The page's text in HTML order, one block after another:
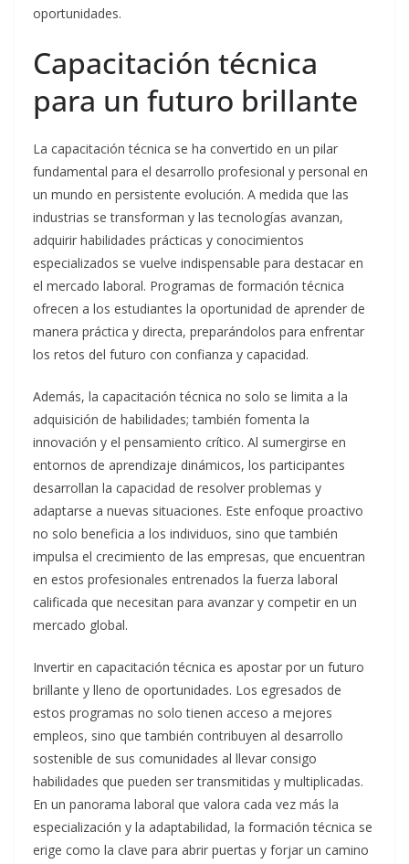
oportunidades.
Capacitación técnica
para un futuro brillante
La capacitación técnica se ha convertido en un pilar
fundamental para el desarrollo profesional y personal en
un mundo en persistente evolución. A medida que las
industrias se transforman y las tecnologías avanzan,
adquirir habilidades prácticas y conocimientos
especializados se vuelve indispensable para destacar en
el mercado laboral. Programas de formación técnica
ofrecen a los estudiantes la oportunidad de aprender de
manera práctica y directa, preparándolos para enfrentar
los retos del futuro con confianza y capacidad.
Además, la capacitación técnica no solo se limita a la
adquisición de habilidades; también fomenta la
innovación y el pensamiento crítico. Al sumergirse en
entornos de aprendizaje dinámicos, los participantes
desarrollan la capacidad de resolver problemas y
adaptarse a nuevas situaciones. Este enfoque proactivo
no solo beneficia a los individuos, sino que también
impulsa el crecimiento de las empresas, que encuentran
en estos profesionales entrenados la fuerza laboral
calificada que necesitan para avanzar y competir en un
mercado global.
Invertir en capacitación técnica es apostar por un futuro
brillante y lleno de oportunidades. Los egresados de
estos programas no solo tienen acceso a mejores
empleos, sino que también contribuyen al desarrollo
sostenible de sus comunidades al llevar consigo
habilidades que pueden ser transmitidas y multiplicadas.
En un panorama laboral que valora cada vez más la
especialización y la adaptabilidad, la formación técnica se
erige como la clave para abrir puertas y forjar un camino